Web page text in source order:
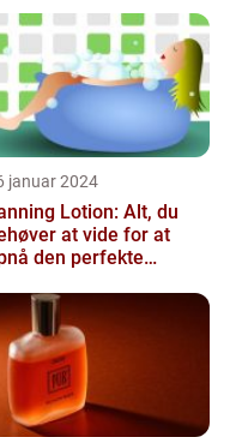
januar 2024
Lotion: Alt, du
at vide for at
den perfekte